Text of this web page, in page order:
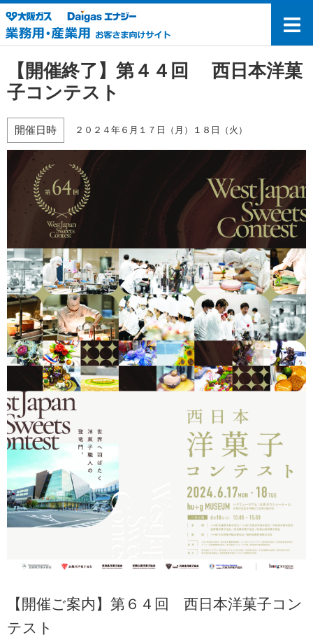
【開催終了】第４４回 西日本洋菓
子コンテスト
開催日時 ２０２４年６月１７日（月）１８日（火）
【開催ご案内】第６４回 西日本洋菓子コン
テスト